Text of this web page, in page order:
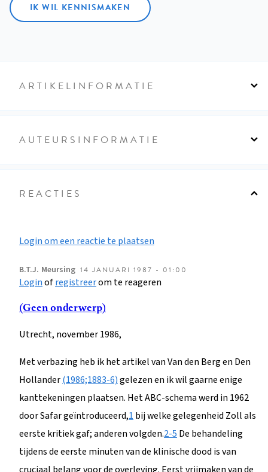
IK WIL KENNISMAKEN
ARTIKELINFORMATIE
AUTEURSINFORMATIE
REACTIES
Login om een reactie te plaatsen
B.T.J. Meursing 14 JANUARI 1987 - 01:00
Loginofregistreerom te reageren
(Geen onderwerp)
Utrecht, november 1986,
Met verbazing heb ik het artikel van Van den Berg en Den
Hollander(1986;1883-6)gelezen en ik wil gaarne enige
kanttekeningen plaatsen. Het ABC-schema werd in 1962
door Safar geïntroduceerd,1 bij welke gelegenheid Zoll als
eerste kritiek gaf; anderen volgden.2-5 De behandeling
tijdens de eerste minuten van de klinische dood is van